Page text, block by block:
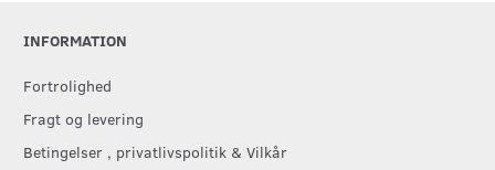
INFORMATION
Fortrolighed
Fragt og levering
Betingelser , privatlivspolitik & Vilkår